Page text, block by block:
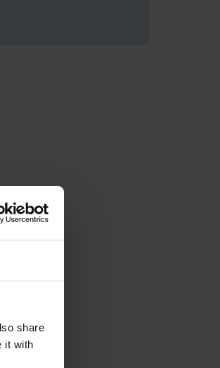
share
it with